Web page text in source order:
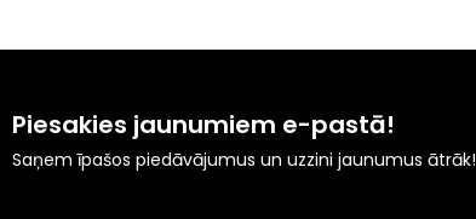
Piesakies jaunumiem e-pastā!
Saņem īpašos piedāvājumus un uzzini jaunumus ātrāk!